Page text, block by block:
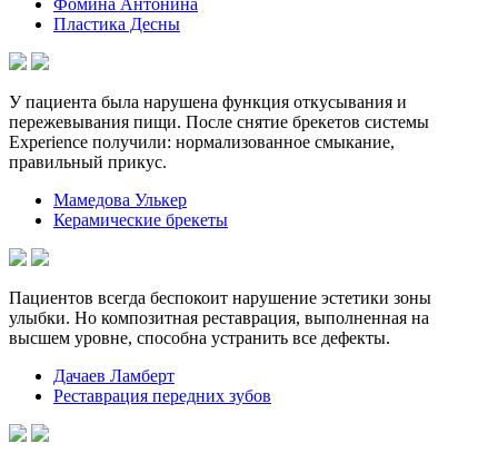
Фомина Антонина
Пластика Десны
У пациента была нарушена функция откусывания и
пережевывания пищи. После снятие брекетов системы
Experience получили: нормализованное смыкание,
правильный прикус.
Мамедова Улькер
Керамические брекеты
Пациентов всегда беспокоит нарушение эстетики зоны
улыбки. Но композитная реставрация, выполненная на
высшем уровне, способна устранить все дефекты.
Дачаев Ламберт
Реставрация передних зубов